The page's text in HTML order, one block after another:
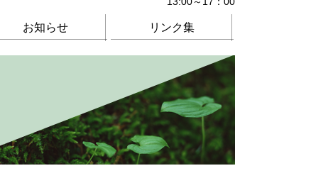
お知らせ リンク集